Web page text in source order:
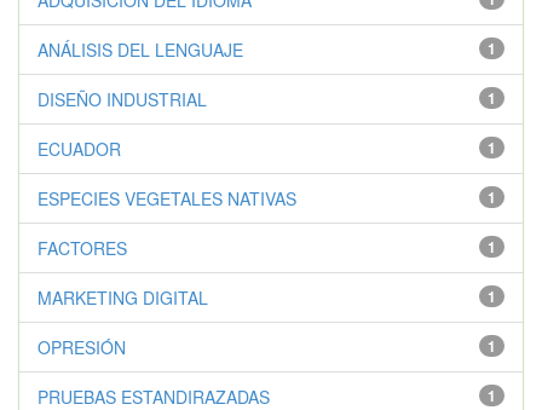
1
ANÁLISIS DEL LENGUAJE
1
DISEÑO INDUSTRIAL
1
ECUADOR
1
ESPECIES VEGETALES NATIVAS
1
FACTORES
1
MARKETING DIGITAL
1
OPRESIÓN
1
PRUEBAS ESTANDIRAZADAS